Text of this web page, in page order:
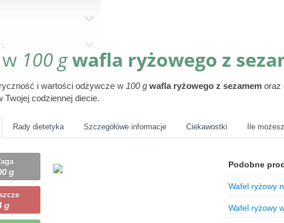
100 gwafla ryżowego z
i wartości odżywcze w 100 g wafla ryżowego z sezamem oraz
Twojej codziennej diecie.
Rady dietetyka Szczegółówe informacje Ciekawostki Ile
g
g
Podobne
Wafel ryżowy
Wafel ryżowy